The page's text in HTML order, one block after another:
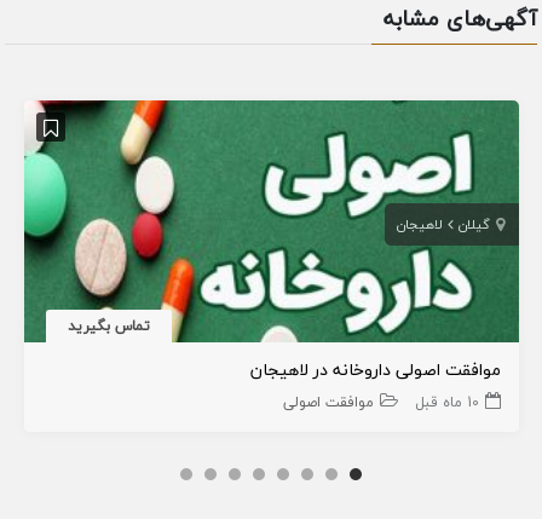
آگهی‌های مشابه
گیلان لاهیجان
تماس بگیرید
موافقت اصولی داروخانه در لاهیجان
10 ماه قبل موافقت اصولی